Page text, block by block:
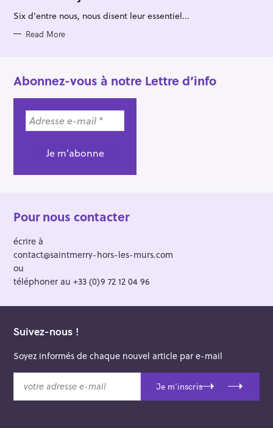
O
R
I
S
Six d'entre nous, nous disent leur essentiel...
Read More
Abonnez-vous à notre Lettre d’info
Pour nous contacter
écrire à
contact@saintmerry-hors-les-murs.com
ou
téléphoner au +33 (0)9 72 12 04 96
Suivez-nous !
Soyez informés de chaque nouvel article par e-mail
t
Je m'inscris